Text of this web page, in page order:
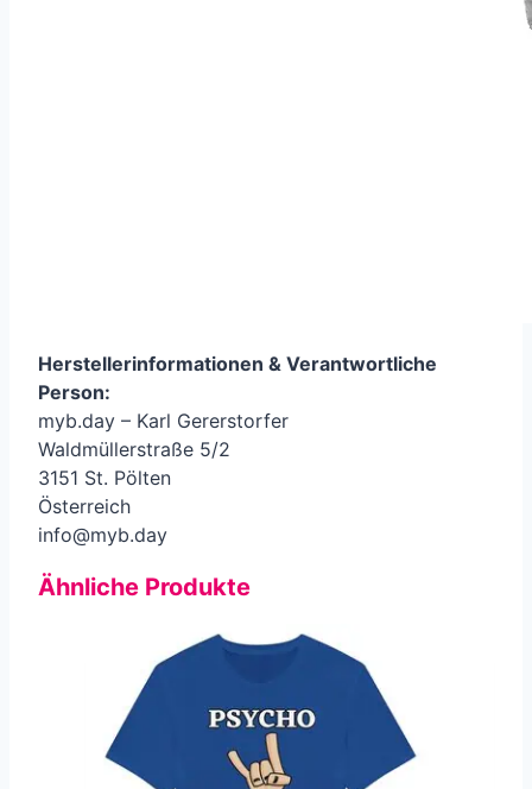
Herstellerinformationen & Verantwortliche
Person:
myb.day – Karl Gererstorfer
Waldmüllerstraße 5/2
3151 St. Pölten
Österreich
info@myb.day
Ähnliche Produkte